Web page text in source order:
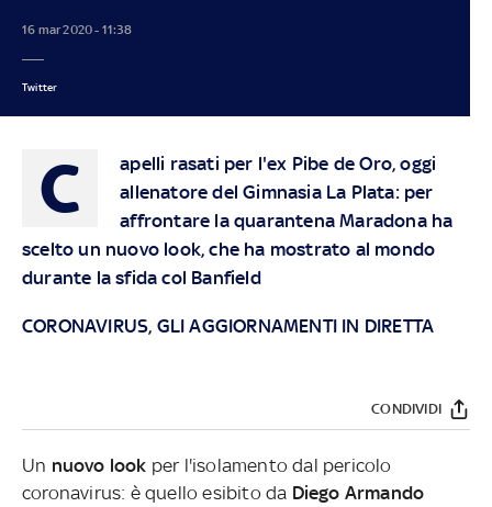
16 mar 2020 - 11:38
Twitter
C
apelli rasati per l'ex Pibe de Oro, oggi
allenatore del Gimnasia La Plata: per
affrontare la quarantena Maradona ha
scelto un nuovo look, che ha mostrato al mondo
durante la sfida col Banfield
CORONAVIRUS, GLI AGGIORNAMENTI IN DIRETTA
CONDIVIDI
Un nuovo look per l'isolamento dal pericolo
coronavirus: è quello esibito da Diego Armando